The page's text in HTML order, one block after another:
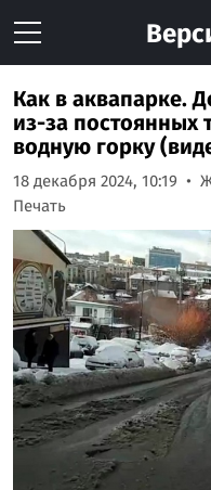
Как в аквапарке.
из-за постоянных
водную горку
18 декабря 2024, 10:19
Печать